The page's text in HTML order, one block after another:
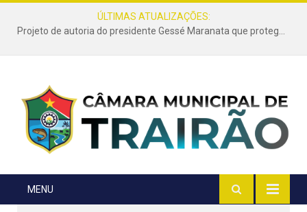
ÚLTIMAS ATUALIZAÇÕES:
Projeto de autoria do presidente Gessé Maranata que protege as estradas vicinais de Trairão é transformado em lei
MENU